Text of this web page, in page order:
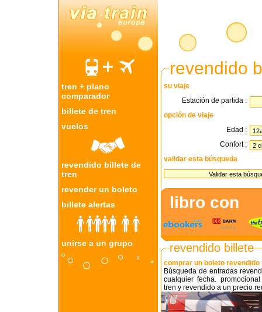
tren + plano
comparador
billete de tren
vuelos
revendido billete de
tren
revender un boleto
billete alertas
unirse a un grupo
revendido
su viaje
Estación de partida :
opción de viaje
Edad :
Confort :
validar esta búsqueda
libro con
revendido billete
comprar un boleto revendido
Búsqueda de entradas
cualquier fecha.
tren y revendido a un precio